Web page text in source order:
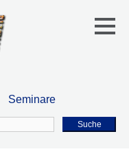
Seminare
Suche